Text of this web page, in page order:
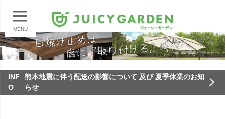
MENU
INF
O
熊本地震に伴う配送の影響について 及び 夏季休業のお知
らせ